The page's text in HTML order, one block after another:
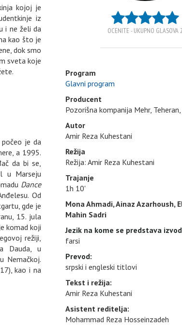
kojoj je
iz
i ne želi da
kao što je
dok smo
sveta koje
je da
a 1995.
da bi se,
u Marseju
Dance
Od
gde je
15. jula
komad koji
režiji,
Dauda, u
Nemačkoj.
kao i na
OCENITE - UKUPNO GLASOVA 2
Program
Glavni program
Producent
Pozorišna kompanija Mehr,
Autor
Amir Reza Kuhestani
Režija
Režija: Amir Reza Kuhestani
Trajanje
1h 10'
Mona Ahmadi, Ainaz Azarhoush,
Mahin Sadri
Jezik na kome se predstava
farsi
Prevod:
srpski i engleski titlovi
Tekst i režija:
Amir Reza Kuhestani
Asistent reditelja:
Mohammad Reza Hosseinzadeh